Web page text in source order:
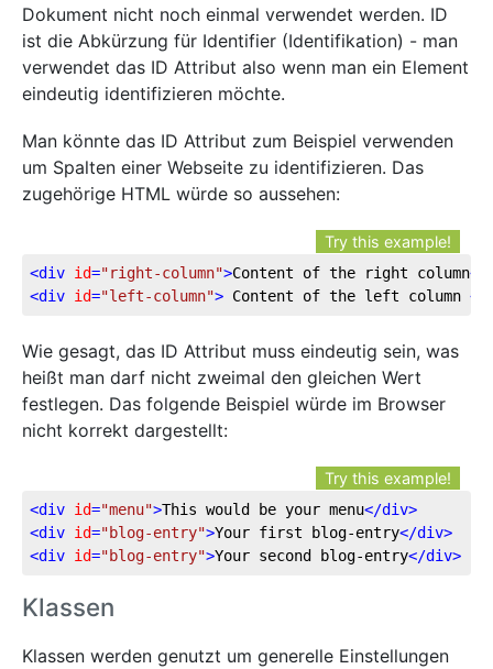
Dokument nicht noch einmal verwendet werden. ID
ist die Abkürzung für Identifier (Identifikation) - man
verwendet das ID Attribut also wenn man ein Element
eindeutig identifizieren möchte.
Man könnte das ID Attribut zum Beispiel verwenden
um Spalten einer Webseite zu identifizieren. Das
zugehörige HTML würde so aussehen:
Try this example!
<div id="right-column">Content of the right column</
<div id="left-column"> Content of the left column </
Wie gesagt, das ID Attribut muss eindeutig sein, was
heißt man darf nicht zweimal den gleichen Wert
festlegen. Das folgende Beispiel würde im Browser
nicht korrekt dargestellt:
Try this example!
<div id="menu">This would be your menu</div>
<div id="blog-entry">Your first blog-entry</div>
<div id="blog-entry">Your second blog-entry</div>
Klassen
Klassen werden genutzt um generelle Einstellungen